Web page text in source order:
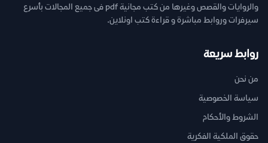
والروايات والقصص وغيرها من كتب مجانية pdf فى جميع المجالات بأسرع
سيرفرات وروابط مباشرة و قراءة كتب اونلاين.
روابط سريعة
من نحن
سياسة الخصوصية
الشروط والأحكام
حقوق الملكية الفكرية